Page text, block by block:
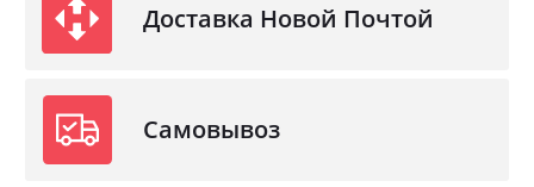
Доставка Новой Почтой
Самовывоз